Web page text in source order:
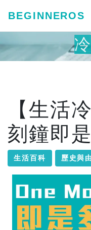
BEGINNEROS
【生活
刻鐘即
生活百科 歷史與